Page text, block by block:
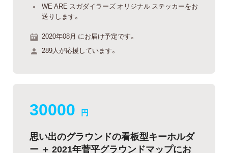
WE ARE スガダイラーズ オリジナル ステッカーをお
送りします。
2020年08月 にお届け予定です。
289人が応援しています。
30000 円
思い出のグラウンドの看板型キーホルダ
ー ＋ 2021年菅平グラウンドマップにお